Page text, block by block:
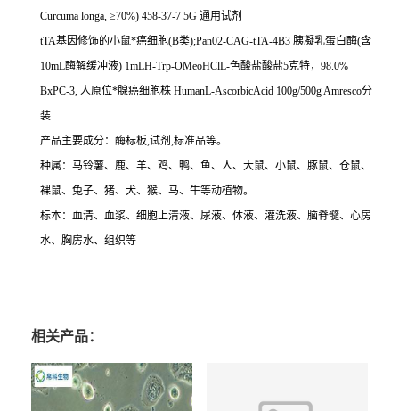
Curcuma longa, ≥70%) 458-37-7 5G 通用试剂
tTA基因修饰的小鼠*癌细胞(B类);Pan02-CAG-tTA-4B3 胰凝乳蛋白酶(含
10mL酶解缓冲液) 1mLH-Trp-OMeoHClL-色酸盐酸盐5克特， 98.0%
BxPC-3, 人原位*腺癌细胞株 HumanL-AscorbicAcid 100g/500g Amresco分
装
产品主要成分：酶标板,试剂 ,标准品等。
种属：马铃薯、鹿、羊、鸡、鸭、鱼、人、大鼠、小鼠、豚鼠、仓鼠、
裸鼠、兔子、猪、犬、猴、马、牛等动植物。
标本：血清、血浆、细胞上清液、尿液、体液、灌洗液、脑脊髓、心房
水、胸房水、组织等
相关产品：